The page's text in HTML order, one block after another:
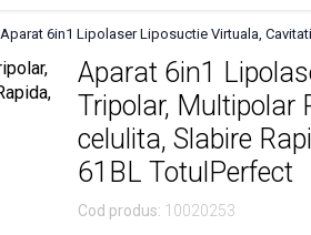
Aparat 6in1 Lipolaser Liposuctie Virtuala,
Aparat 6in1
Tripolar, Multipolar
celulita, Slabire
61BL TotulPerfect
Cod produs: 10020253